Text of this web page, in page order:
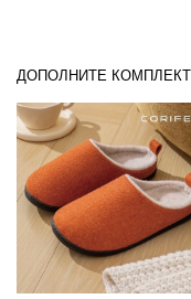
ДОПОЛНИТЕ КОМПЛЕКТ